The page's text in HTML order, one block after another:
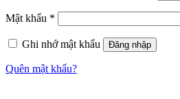
Mật khẩu *
Ghi nhớ mật khẩu Đăng nhập
Quên mật khẩu?